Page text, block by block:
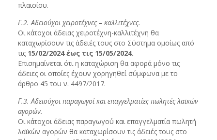
πλαισίου.
Γ.2. Αδειούχοι χειροτέχνες – καλλιτέχνες.
Οι κάτοχοι άδειας χειροτέχνη-καλλιτέχνη θα
καταχωρίσουν τις άδειές τους στο Σύστημα ομοίως από
τις 15/02/2024 έως τις 15/05/2024.
Επισημαίνεται ότι η καταχώριση θα αφορά μόνο τις
άδειες οι οποίες έχουν χορηγηθεί σύμφωνα με το
άρθρο 45 του ν. 4497/2017.
Γ.3. Αδειούχοι παραγωγοί και επαγγελματίες πωλητές λαϊκών
αγορών.
Οι κάτοχοι άδειας παραγωγού και επαγγελματία πωλητή
λαϊκών αγορών θα καταχωρίσουν τις άδειές τους στο